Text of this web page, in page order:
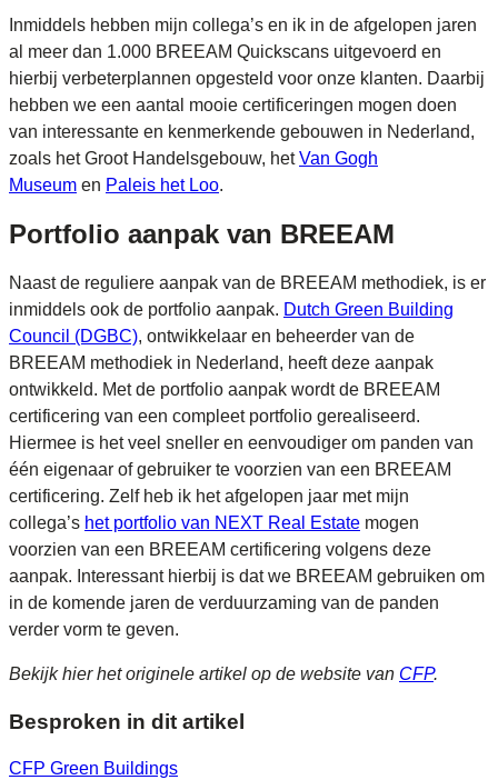
Inmiddels hebben mijn collega’s en ik in de afgelopen jaren
al meer dan 1.000 BREEAM Quickscans uitgevoerd en
hierbij verbeterplannen opgesteld voor onze klanten. Daarbij
hebben we een aantal mooie certificeringen mogen doen
van interessante en kenmerkende gebouwen in Nederland,
zoals het Groot Handelsgebouw, hetVan Gogh
Museum en Paleis het Loo.
Portfolio aanpak van BREEAM
Naast de reguliere aanpak van de BREEAM methodiek, is er
inmiddels ook de portfolio aanpak. Dutch Green Building
Council (DGBC), ontwikkelaar en beheerder van de
BREEAM methodiek in Nederland, heeft deze aanpak
ontwikkeld. Met de portfolio aanpak wordt de BREEAM
certificering van een compleet portfolio gerealiseerd.
Hiermee is het veel sneller en eenvoudiger om panden van
één eigenaar of gebruiker te voorzien van een BREEAM
certificering. Zelf heb ik het afgelopen jaar met mijn
collega’s het portfolio van NEXT Real Estate mogen
voorzien van een BREEAM certificering volgens deze
aanpak. Interessant hierbij is dat we BREEAM gebruiken om
in de komende jaren de verduurzaming van de panden
verder vorm te geven.
Bekijk hier het originele artikel op de website van CFP.
Besproken in dit artikel
CFP Green Buildings